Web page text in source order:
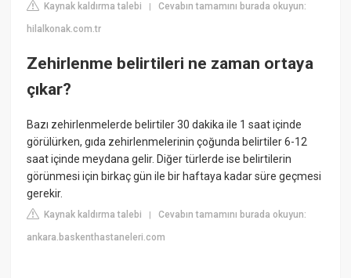
Kaynak kaldırma talebi |Cevabın tamamını burada okuyun:
hilalkonak.com.tr
Zehirlenme belirtileri ne zaman ortaya
çıkar?
Bazı zehirlenmelerde belirtiler 30 dakika ile 1 saat içinde
görülürken, gıda zehirlenmelerinin çoğunda belirtiler 6-12
saat içinde meydana gelir. Diğer türlerde ise belirtilerin
görünmesi için birkaç gün ile bir haftaya kadar süre geçmesi
gerekir.
Kaynak kaldırma talebi |Cevabın tamamını burada okuyun:
ankara.baskenthastaneleri.com